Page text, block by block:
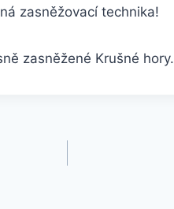
zasněžovací technika!
zasněžené Krušné hory.